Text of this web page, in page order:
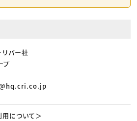
リバー社
プ
について＞